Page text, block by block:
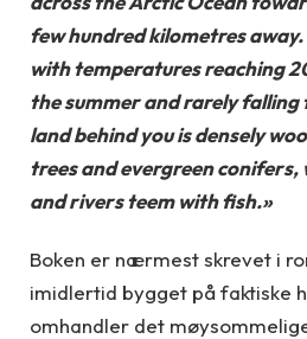
few hundred kilometres
with temperatures reaching
the summer and rarely falling
land behind you is densely
trees and evergreen conifers,
and rivers teem with fish.»
Boken er nærmest skrevet i
imidlertid bygget på faktiske
omhandler det